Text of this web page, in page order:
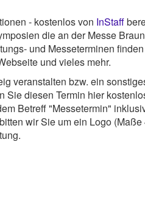
- kostenlos von InStaff
die an der Messe
und Messeterminen
und vieles mehr.
veranstalten bzw. ein
diesen Termin hier
Betreff "Messetermin"
wir Sie um ein Logo